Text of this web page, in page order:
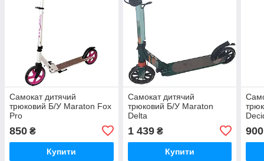
Самокат дитячий
трюковий Б/У Maraton Fox
Pro
850 ₴
Купити
Самокат дитячий
трюковий Б/У Maraton
Delta
1 439₴
Купити
900